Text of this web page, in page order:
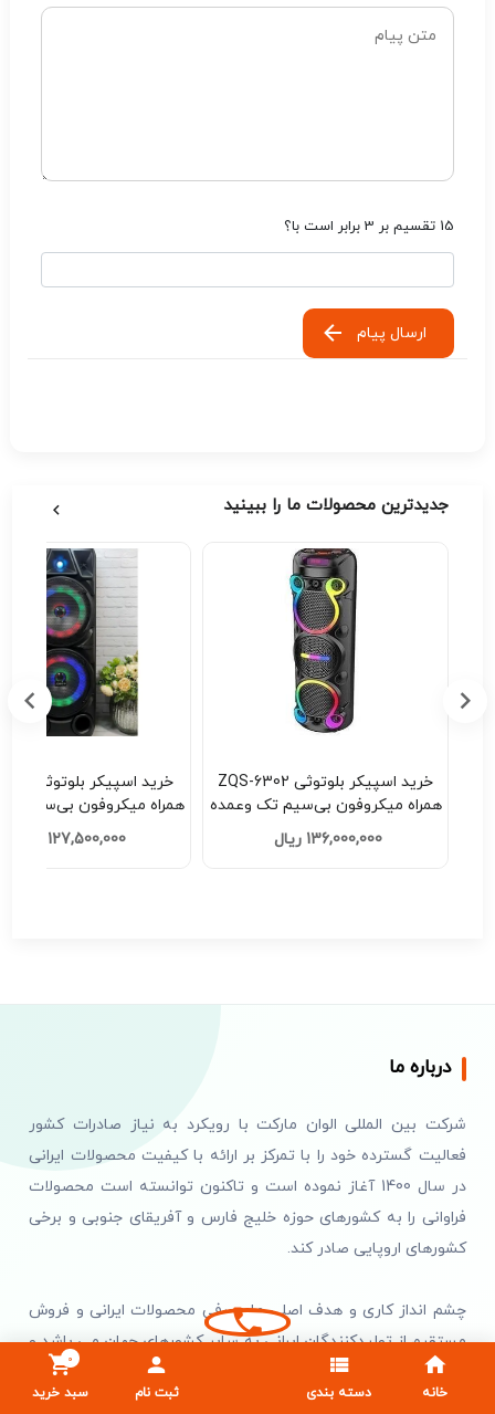
15 تقسیم بر 3 برابر است با؟
ارسال پیام
جدیدترین محصولات ما را ببینید
خرید اسپیکر بلوتوثی ZQS-6302
همراه میکروفون بی‌سیم تک وعمده
136,000,000 ریال
همراه میکروفون بی‌سیم
کد H201
127,500,000 ریال
درباره ما
شرکت بین المللی الوان مارکت با رویکرد به نیاز صادرات کشور
فعالیت گسترده خود را با تمرکز بر ارائه با کیفیت محصولات ایرانی
در سال 1400 آغاز نموده است و تاکنون توانسته است محصولات
فراوانی را به کشورهای حوزه خلیج فارس و آفریقای جنوبی و برخی
کشورهای اروپایی صادر کند.
چشم انداز کاری و هدف اصلی ما معرفی محصولات ایرانی و فروش
مستقیم از تولیدکنندگان ایرانی به سایر کشورهای جهان می باشد و
بدین منظور با تاسیس دفتر الوان مارکت در کشور عمان نسبت به
این مهم اقدام نموده ایم و امیدواریم در این راه بتوانیم به اندازه ی
خانه دسته بندی ثبت نام سبد خرید
0